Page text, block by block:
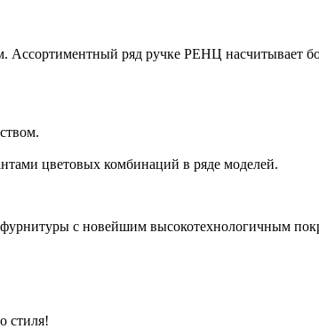
ряд ручке РЕНЦ насчитывает
цветовых комбинаций в ряде моделей.
с новейшим высокотехнологичным
стиля!